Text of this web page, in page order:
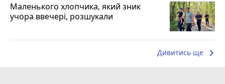
Маленького хлопчика, який зник
учора ввечері, розшукали
Дивитись ще keyboard_arrow_right